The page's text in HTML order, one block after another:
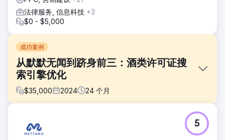
法律服务, 信息科技 +3
$0 - $5,000
成功案例
从默默无闻到跻身前三：酒类许可证搜
索引擎优化
$35,000 2024 24 个月
这位客户拥有一个网站，但却未能带来业务增长。他们在本地
市场毫无影响力，在任何竞争性关键词的排名中都垫底。他们
5